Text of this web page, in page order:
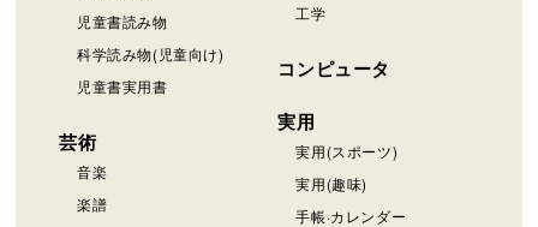
児童書読み物
科学読み物(児童向け)
児童書実用書
芸術
音楽
楽譜
工学
コンピュータ
実用
実用(スポーツ)
実用(趣味)
手帳·カレンダー